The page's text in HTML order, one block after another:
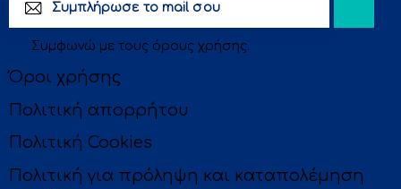
Συμφωνώ με τους όρους χρήσης.
Όροι χρήσης
Πολιτική απορρήτου
Πολιτική Cookies
Πολιτική για πρόληψη και καταπολέμηση